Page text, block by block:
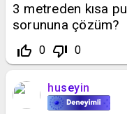
3 metreden kısa
sorununa çözüm?
thumb_up_off_alt 0 thumb_down_off_alt 0
huseyin